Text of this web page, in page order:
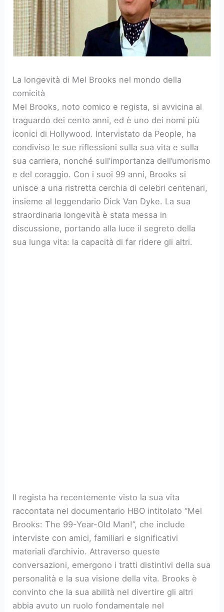
La longevità di Mel Brooks nel mondo della
comicità
Mel Brooks, noto comico e regista, si avvicina al
traguardo dei cento anni, ed è uno dei nomi più
iconici di Hollywood. Intervistato da People, ha
condiviso le sue riflessioni sulla sua vita e sulla
sua carriera, nonché sull’importanza dell’umorismo
e del coraggio. Con i suoi 99 anni, Brooks si
unisce a una ristretta cerchia di celebri centenari,
insieme al leggendario Dick Van Dyke. La sua
straordinaria longevità è stata messa in
discussione, portando alla luce il segreto della
sua lunga vita: la capacità di far ridere gli altri.
Il regista ha recentemente visto la sua vita
raccontata nel documentario HBO intitolato “Mel
Brooks: The 99-Year-Old Man!”, che include
interviste con amici, familiari e significativi
materiali d’archivio. Attraverso queste
conversazioni, emergono i tratti distintivi della sua
personalità e la sua visione della vita. Brooks è
convinto che la sua abilità nel divertire gli altri
abbia avuto un ruolo fondamentale nel